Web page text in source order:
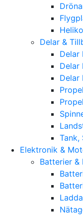
Delar &
Delar
Delar
Delar
Tank,
Elektronik &
Batterier &